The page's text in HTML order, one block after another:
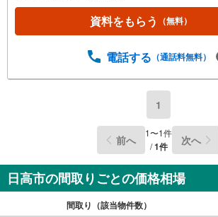
資料をもらう （無料）
電話する （通話料無料）
1
前へ 1〜1件
/1件 次へ
日高市の間取りごとの価格相場
間取り（該当物件数）